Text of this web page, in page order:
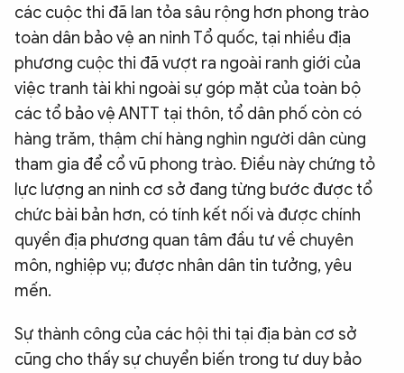
các cuộc thi đã lan tỏa sâu rộng hơn phong trào
toàn dân bảo vệ an ninh Tổ quốc, tại nhiều địa
phương cuộc thi đã vượt ra ngoài ranh giới của
việc tranh tài khi ngoài sự góp mặt của toàn bộ
các tổ bảo vệ ANTT tại thôn, tổ dân phố còn có
hàng trăm, thậm chí hàng nghìn người dân cùng
tham gia để cổ vũ phong trào. Điều này chứng tỏ
lực lượng an ninh cơ sở đang từng bước được tổ
chức bài bản hơn, có tính kết nối và được chính
quyền địa phương quan tâm đầu tư về chuyên
môn, nghiệp vụ; được nhân dân tin tưởng, yêu
mến.
Sự thành công của các hội thi tại địa bàn cơ sở
cũng cho thấy sự chuyển biến trong tư duy bảo